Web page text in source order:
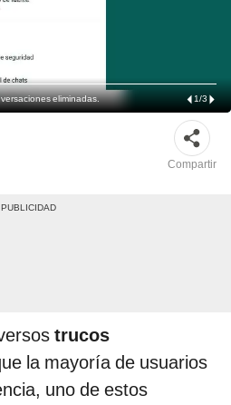
eliminadas. 1/3
Compartir
trucos
la mayoría de usuarios
uno de estos